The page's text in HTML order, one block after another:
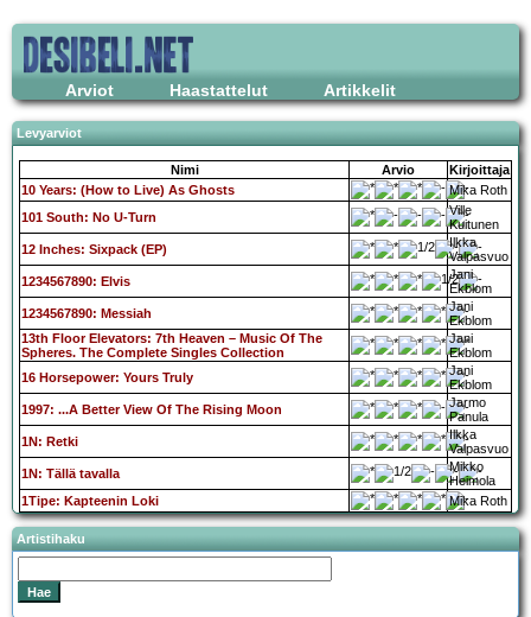
Arviot Haastattelut Artikkelit
Levyarviot
Nimi Arvio
Kirjoittaja
10 Years: (How to Live) As Ghosts
Mika Roth
101 South: No U-Turn
Ville
Kuitunen
12 Inches: Sixpack (EP)
Ilkka
Valpasvuo
1234567890: Elvis
Jani
Ekblom
1234567890: Messiah
Jani
Ekblom
13th Floor Elevators: 7th Heaven – Music Of The
Spheres. The Complete Singles Collection
Jani
Ekblom
16 Horsepower: Yours Truly
Jani
Ekblom
1997: ...A Better View Of The Rising Moon
Jarmo
Panula
1N: Retki
Ilkka
Valpasvuo
1N: Tällä tavalla
Mikko
Heimola
1Tipe: Kapteenin Loki
Mika Roth
Artistihaku